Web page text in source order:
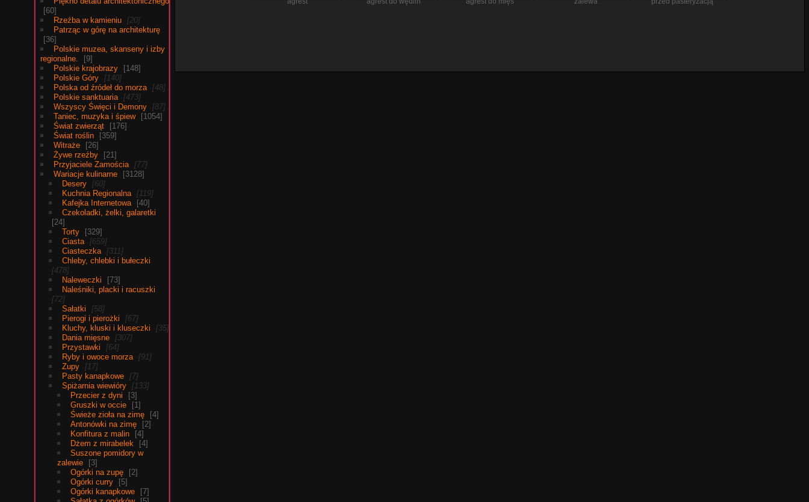
60
Rzeźba w kamieniu
20
Patrząc w górę na architekturę
36
Polskie muzea, skanseny i izby
regionalne.
9
Polskie krajobrazy
148
Polskie Góry
140
Polska od źródeł do morza
48
Polskie sanktuaria
473
Wszyscy Święci i Demony
87
Taniec, muzyka i śpiew
1054
Świat zwierząt
176
Świat roślin
359
Witraże
26
Żywe rzeźby
21
Przyjaciele Zamościa
77
Wariacje kulinarne
3128
Desery
60
Kuchnia Regionalna
119
Kafejka Internetowa
40
Czekoladki, żelki, galaretki
24
Torty
329
Ciasta
659
Ciasteczka
311
Chleby, chlebki i bułeczki
478
Naleweczki
73
Naleśniki, placki i racuszki
72
Sałatki
58
Pierogi i pierożki
67
Kluchy, kluski i kluseczki
35
Dania mięsne
307
Przystawki
64
Ryby i owoce morza
91
Zupy
17
Pasty kanapkowe
7
Spiżarnia wiewióry
133
Przecier z dyni
3
Gruszki w occie
1
Świeże zioła na zimę
4
Antonówki na zimę
2
Konfitura z malin
4
Dżem z mirabelek
4
Suszone pomidory w
zalewie
3
Ogórki na zupę
2
Ogórki curry
5
Ogórki kanapkowe
7